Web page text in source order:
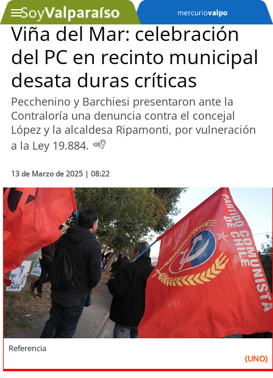
SOYTV
Podcast
Actualidad
Economía
Deportes
Tecnología
Sostenibilidad
soychile
soyarica
soyiquique
Viña del Mar: celebración
del PC en recinto municipal
desata duras críticas
Pecchenino y Barchiesi presentaron ante la
Contraloría una denuncia contra el concejal
López y la alcaldesa Ripamonti, por vulneración
a la Ley 19.884.
13 de Marzo de 2025 | 08:22
Referencia
(UNO)